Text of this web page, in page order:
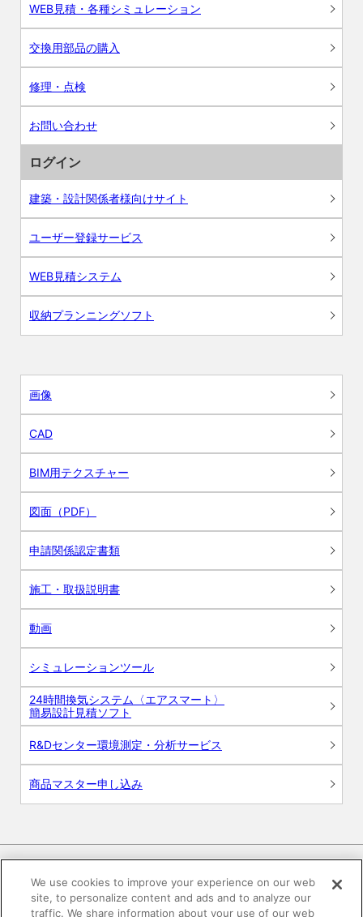
WEB見積・各種シミュレーション
交換用部品の購入
修理・点検
お問い合わせ
ログイン
建築・設計関係者様向けサイト
ユーザー登録サービス
WEB見積システム
収納プランニングソフト
画像
CAD
BIM用テクスチャー
図面（PDF）
申請関係認定書類
施工・取扱説明書
動画
シミュレーションツール
24時間換気システム〈エアスマート〉
簡易設計見積ソフト
R&Dセンター環境測定・分析サービス
商品マスター申し込み
電子公告 このWEBサイトについて
We use cookies to improve your experience on our web
site, to personalize content and ads and to analyze our
traffic. We share information about your use of our web